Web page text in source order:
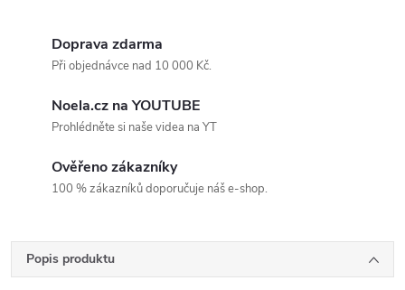
Doprava zdarma
Při objednávce nad 10 000 Kč.
Noela.cz na YOUTUBE
Prohlédněte si naše videa na YT
Ověřeno zákazníky
100 % zákazníků doporučuje náš e-shop.
Popis produktu